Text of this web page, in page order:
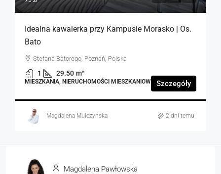
Idealna kawalerka przy Kampusie Morasko | Os.
Bato
Stefana Batorego, Poznań, Polska
1 29.50 m²
MIESZKANIA, NIERUCHOMOŚCI MIESZKANIOWE Szczegóły
Magdalena Mulczyńska 2 dni temu
Magdalena Pawłowska